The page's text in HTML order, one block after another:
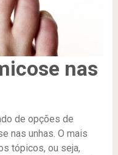
nas
de opções de
nas unhas. O mais
tópicos, ou seja,